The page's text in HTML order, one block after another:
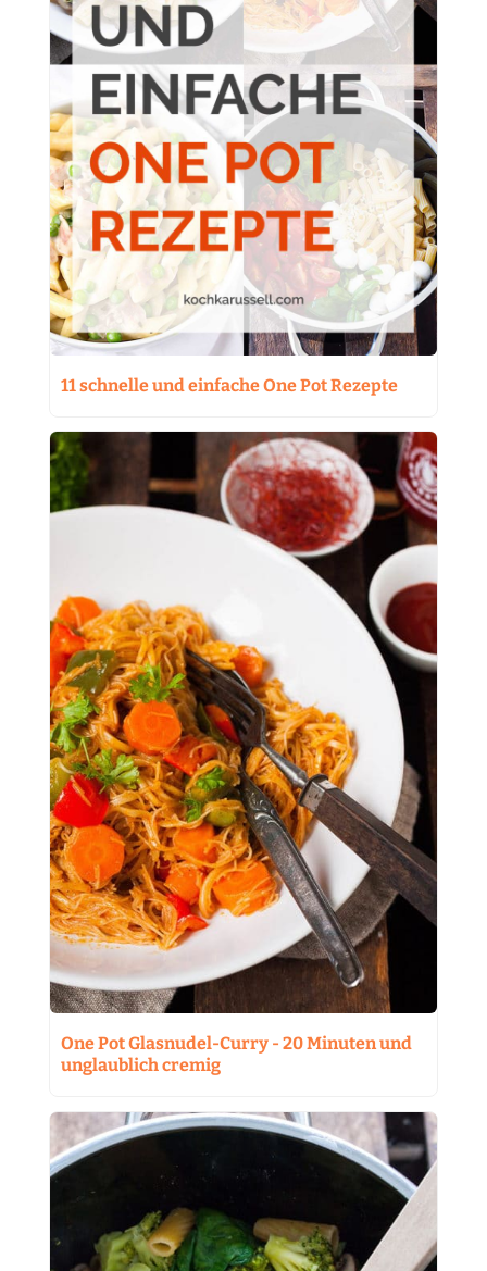
11 schnelle und einfache One Pot Rezepte
One Pot Glasnudel-Curry - 20 Minuten und
unglaublich cremig